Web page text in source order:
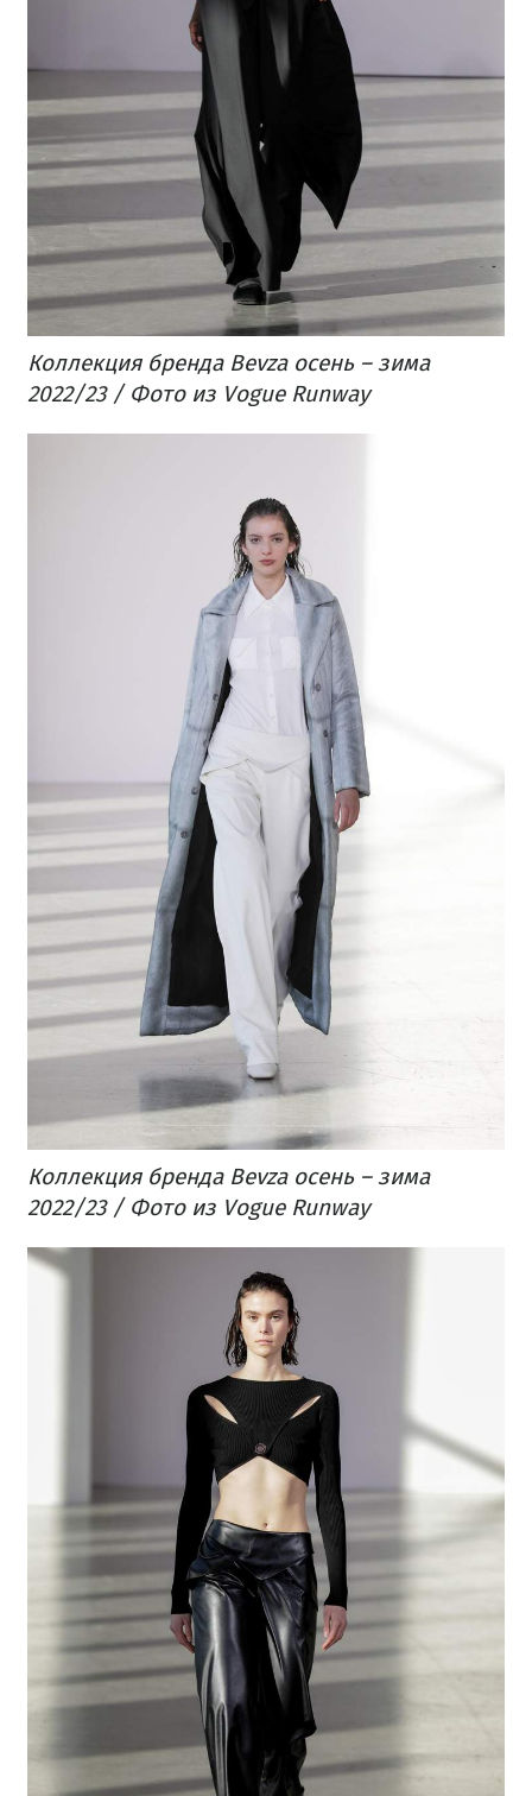
Коллекция бренда Bevza осень – зима
2022/23 / Фото из Vogue Runway
Коллекция бренда Bevza осень – зима
2022/23 / Фото из Vogue Runway